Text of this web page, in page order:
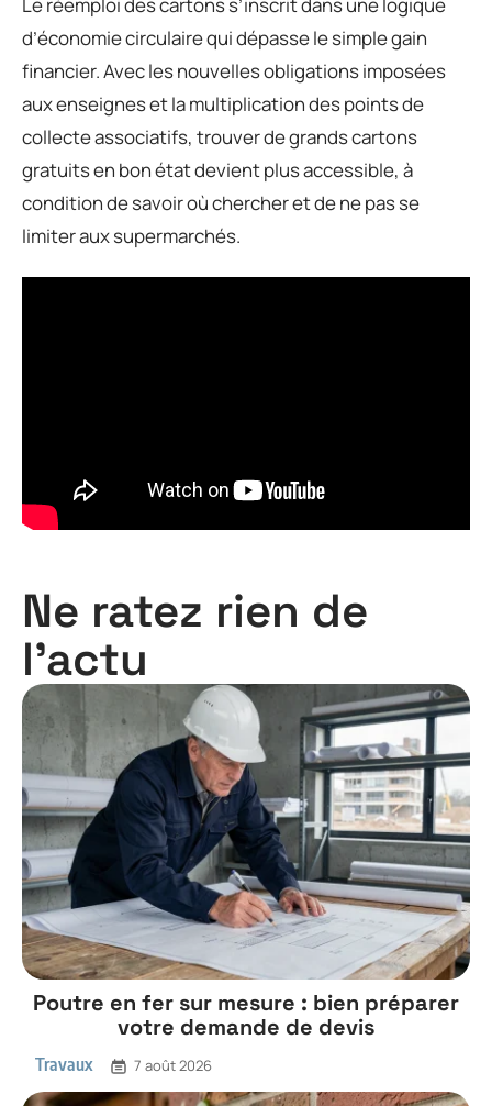
d’économie circulaire qui dépasse le simple gain
financier. Avec les nouvelles obligations imposées
aux enseignes et la multiplication des points de
collecte associatifs, trouver de grands cartons
gratuits en bon état devient plus accessible, à
condition de savoir où chercher et de ne pas se
limiter aux supermarchés.
Ne ratez rien de
l'actu
Poutre en fer sur mesure : bien préparer
votre demande de devis
Travaux 7 août 2026